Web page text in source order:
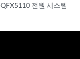
QFX5110 전원 시스템